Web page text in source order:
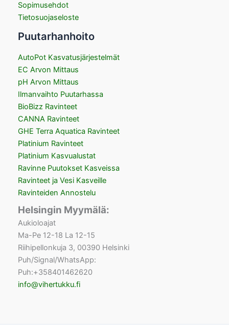
Sopimusehdot
Tietosuojaseloste
Puutarhanhoito
AutoPot Kasvatusjärjestelmät
EC Arvon Mittaus
pH Arvon Mittaus
Ilmanvaihto Puutarhassa
BioBizz Ravinteet
CANNA Ravinteet
GHE Terra Aquatica Ravinteet
Platinium Ravinteet
Platinium Kasvualustat
Ravinne Puutokset Kasveissa
Ravinteet ja Vesi Kasveille
Ravinteiden Annostelu
Helsingin Myymälä:
Aukioloajat
Ma-Pe 12-18 La 12-15
Riihipellonkuja 3, 00390 Helsinki
Puh/Signal/WhatsApp:
Puh:+358401462620
info@vihertukku.fi